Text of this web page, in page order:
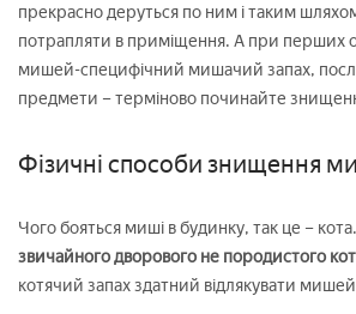
прекрасно деруться по ним і таким
потрапляти в приміщення. А при перших
мишей-специфічний мишачий запах,
предмети – терміново починайте
Фізичні способи знищення
Чого бояться миші в будинку, так це – кота.
звичайного дворового не породистого
котячий запах здатний відлякувати